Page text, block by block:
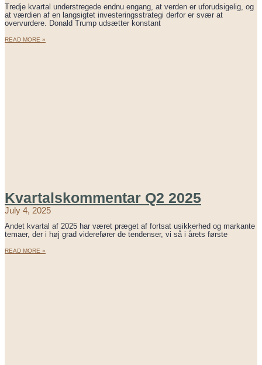
Tredje kvartal understregede endnu engang, at verden er uforudsigelig, og
at værdien af en langsigtet investeringsstrategi derfor er svær at
overvurdere. Donald Trump udsætter konstant
READ MORE »
Kvartalskommentar Q2 2025
July 4, 2025
Andet kvartal af 2025 har været præget af fortsat usikkerhed og markante
temaer, der i høj grad viderefører de tendenser, vi så i årets første
READ MORE »